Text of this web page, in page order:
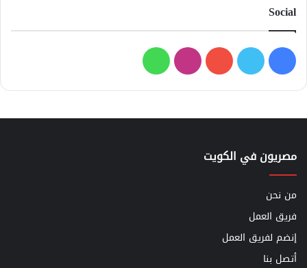
Social
فيسبوك
تويتر يوتيوبانستقرامواتساب
مصريون في الكويت
من نحن
فريق العمل
إنضم لفريق العمل
أتصل بنا